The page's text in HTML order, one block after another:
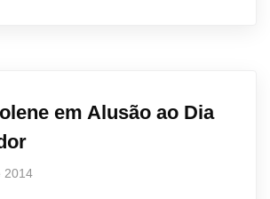
em Alusão ao Dia
2014